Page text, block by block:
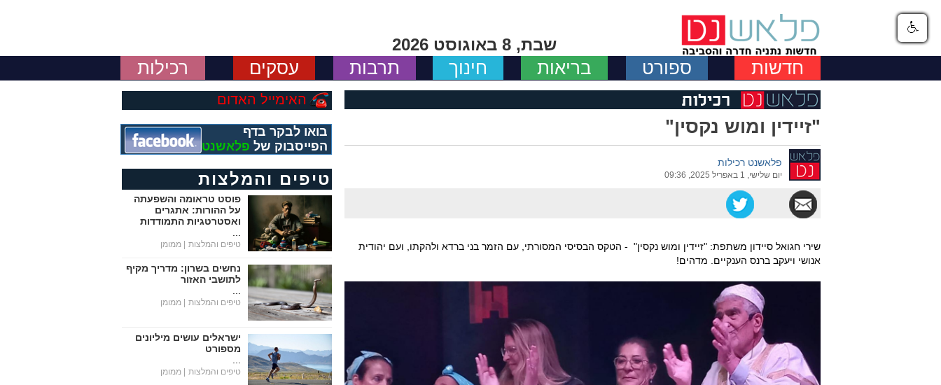
שבת, 8 באוגוסט 2026
חדשות ספורט בריאות חינוך תרבות עסקים רכילות
"זיידין ומוש נקסין"
פלאשנט רכילות
יום שלישי, 1 באפריל 2025, 09:36
שירי חגואל סיידון משתפת: "זיידין ומוש נקסין" - הטקס הבסיסי המסורתי, עם הזמר בני ברדא ולהקתו, ועם יהודית
אנושי ויעקב ברנס הענקיים. מדהים!
האימייל האדום
בואו לבקר בדף
הפייסבוק של פלאשנט
טיפים והמלצות
פוסט טראומה והשפעתה
על ההורות: אתגרים
ואסטרטגיות התמודדות
טיפים והמלצות | ממומן
נחשים בשרון: מדריך מקיף
לתושבי האזור
טיפים והמלצות | ממומן
ישראלים עושים מיליונים
מספורט
טיפים והמלצות | ממומן